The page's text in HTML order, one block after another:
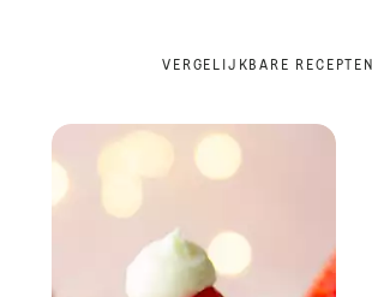
VERGELIJKBARE RECEPTEN